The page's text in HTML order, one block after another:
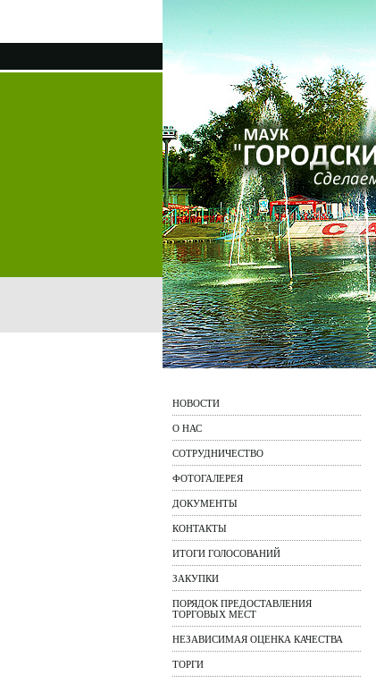
НОВОСТИ
О НАС
СОТРУДНИЧЕСТВО
ФОТОГАЛЕРЕЯ
ДОКУМЕНТЫ
КОНТАКТЫ
ИТОГИ ГОЛОСОВАНИЙ
ЗАКУПКИ
ПОРЯДОК ПРЕДОСТАВЛЕНИЯ
ТОРГОВЫХ МЕСТ
НЕЗАВИСИМАЯ ОЦЕНКА КАЧЕСТВА
ТОРГИ